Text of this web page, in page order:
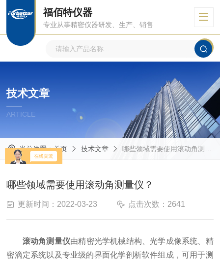
福佰特仪器
专业从事精密仪器研发、生产、销售
技术文章
ARTICLE
当前位置：首页 技术文章 哪些领域需要使用滚动角测量仪？
哪些领域需要使用滚动角测量仪？
更新时间：2022-03-23 点击次数：2641
滚动角测量仪由精密光学机械结构、光学成像系统、精
密滴定系统以及专业级的界面化学剖析软件组成，可用于测